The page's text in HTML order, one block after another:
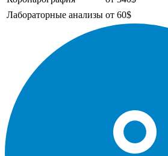
Лабораторные анализы от 60$